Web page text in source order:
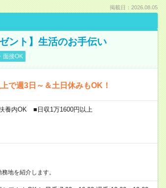
掲載日：2026.08.05
ント】生活のお手伝い
面接OK
で週3日～＆土日休みもOK！
養内OK ■日収1万1600円以上
地を紹介します。